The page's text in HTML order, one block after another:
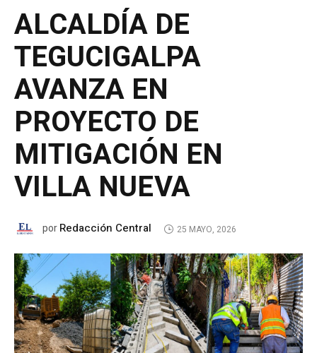
ALCALDÍA DE
TEGUCIGALPA
AVANZA EN
PROYECTO DE
MITIGACIÓN EN
VILLA NUEVA
porRedacción Central 25 MAYO, 2026